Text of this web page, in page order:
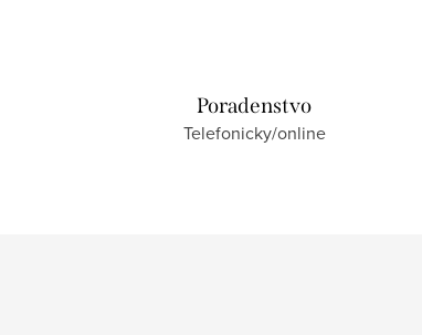
Poradenstvo
Telefonicky/online